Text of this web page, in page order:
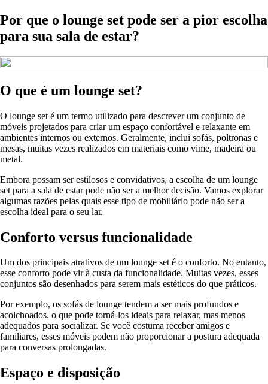
Por que o lounge set pode ser a pior escolha
para sua sala de estar?
O que é um lounge set?
O lounge set é um termo utilizado para descrever um conjunto de
móveis projetados para criar um espaço confortável e relaxante em
ambientes internos ou externos. Geralmente, inclui sofás, poltronas e
mesas, muitas vezes realizados em materiais como vime, madeira ou
metal.
Embora possam ser estilosos e convidativos, a escolha de um lounge
set para a sala de estar pode não ser a melhor decisão. Vamos explorar
algumas razões pelas quais esse tipo de mobiliário pode não ser a
escolha ideal para o seu lar.
Conforto versus funcionalidade
Um dos principais atrativos de um lounge set é o conforto. No entanto,
esse conforto pode vir à custa da funcionalidade. Muitas vezes, esses
conjuntos são desenhados para serem mais estéticos do que práticos.
Por exemplo, os sofás de lounge tendem a ser mais profundos e
acolchoados, o que pode torná-los ideais para relaxar, mas menos
adequados para socializar. Se você costuma receber amigos e
familiares, esses móveis podem não proporcionar a postura adequada
para conversas prolongadas.
Espaço e disposição